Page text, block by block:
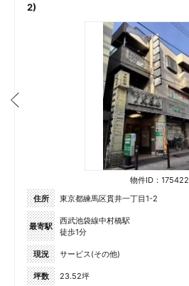
2)
物件ID：175422
住所
東京都練馬区貫井一丁目1-2
最寄駅
西武池袋線中村橋駅
徒歩1分
現況 サービス(その他)
坪数 23.52坪